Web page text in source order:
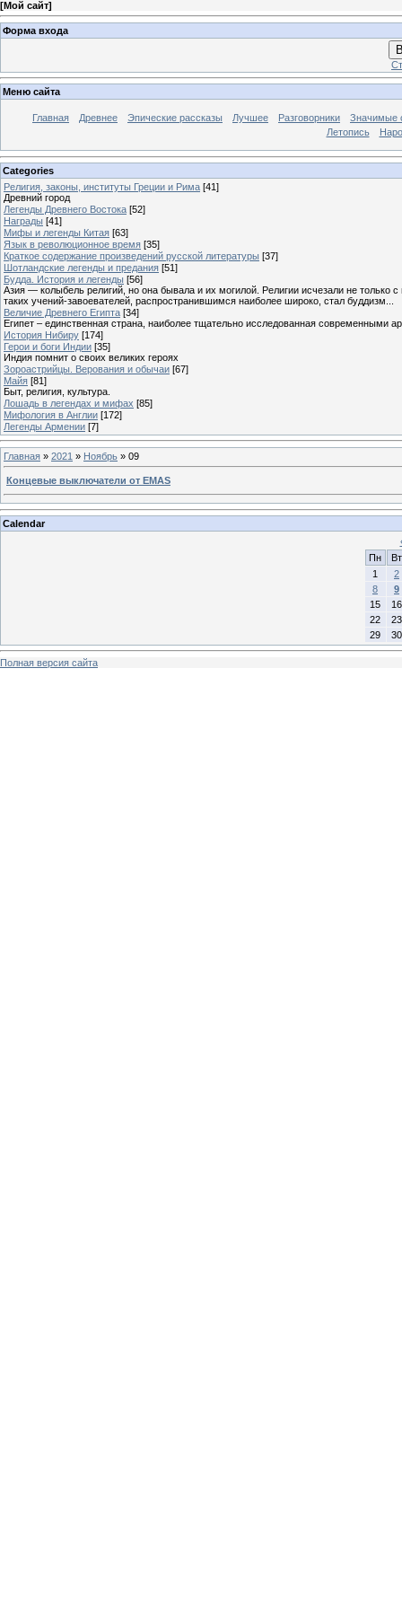
[Мой сайт]
Форма входа
Меню сайта
Главная Древнее Эпические рассказы Лучшее Разговорники
Значимые
Летопись
Categories
Религия, законы, институты Греции и Рима [41]
Древний город
Легенды Древнего Востока [52]
Награды [41]
Мифы и легенды Китая [63]
Язык в революционное время [35]
Краткое содержание произведений русской литературы [37]
Шотландские легенды и предания [51]
Будда. История и легенды [56]
Азия — колыбель религий, но она бывала и их могилой. Религии исчезали не
таких учений-завоевателей, распространившимся наиболее широко, стал буддизм...
Величие Древнего Египта [34]
Египет – единственная страна, наиболее тщательно исследованная современными
История Нибиру [174]
Герои и боги Индии [35]
Индия помнит о своих великих героях
Зороастрийцы. Верования и обычаи [67]
Майя [81]
Быт, религия, культура.
Лошадь в легендах и мифах [85]
Мифология в Англии [172]
Легенды Армении [7]
Главная » 2021 » Ноябрь » 09
Концевые выключатели от EMAS
Calendar
Пн
Вт
1
2
8
9
15
16
22
23
29
30
Полная версия сайта